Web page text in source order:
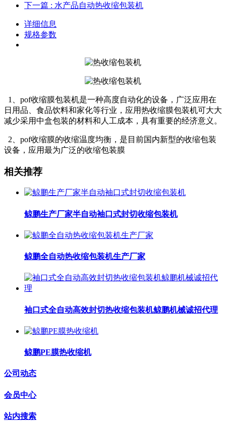
下一篇 : 水产品自动热收缩包装机
详细信息
规格参数
1、pof收缩膜包装机是一种高度自动化的设备，广泛应用在
日用品、食品饮料和家化等行业，应用热收缩膜包装机可大大
减少采用中盒包装的材料和人工成本，具有重要的经济意义。
2、pof收缩膜的收缩温度均衡，是目前国内新型的收缩包装
设备，应用最为广泛的收缩包装膜
相关推荐
鲸鹏生产厂家半自动袖口式封切收缩包装机
鲸鹏全自动热收缩包装机生产厂家
袖口式全自动高效封切热收缩包装机鲸鹏机械诚招代理
鲸鹏PE膜热收缩机
公司动态
会员中心
站内搜索